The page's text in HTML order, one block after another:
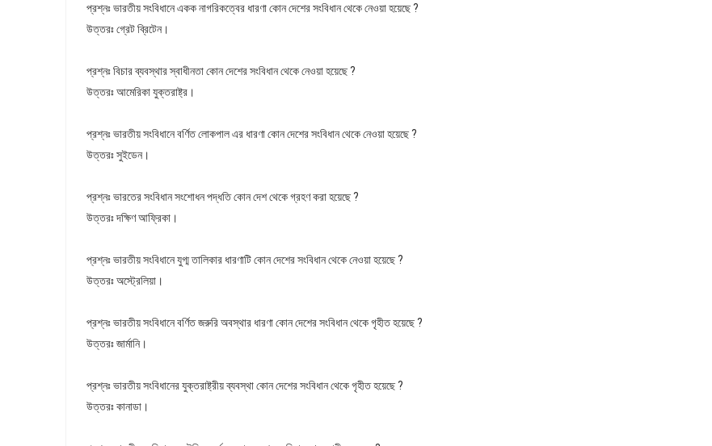
প্রশ্নঃ ভারতীয় সংবিধানে একক নাগরিকত্বের ধারণা কোন দেশের সংবিধান থেকে নেওয়া হয়েছে ?
উত্তরঃ গ্রেট ব্রিটেন।
প্রশ্নঃ বিচার ব্যবস্থার স্বাধীনতা কোন দেশের সংবিধান থেকে নেওয়া হয়েছে ?
উত্তরঃ আমেরিকা যুক্তরাষ্ট্র।
প্রশ্নঃ ভারতীয় সংবিধানে বর্ণিত লােকপাল এর ধারণা কোন দেশের সংবিধান থেকে নেওয়া হয়েছে ?
উত্তরঃ সুইডেন।
প্রশ্নঃ ভারতের সংবিধান সংশোধন পদ্ধতি কোন দেশ থেকে গ্রহণ করা হয়েছে ?
উত্তরঃ দক্ষিণ আফ্রিকা।
প্রশ্নঃ ভারতীয় সংবিধানে যুগ্ম তালিকার ধারণাটি কোন দেশের সংবিধান থেকে নেওয়া হয়েছে ?
উত্তরঃঅস্ট্রেলিয়া।
প্রশ্নঃ ভারতীয় সংবিধানে বর্ণিত জরুরি অবস্থার ধারণা কোন দেশের সংবিধান থেকে গৃহীত হয়েছে ?
উত্তরঃ জার্মানি।
প্রশ্নঃ ভারতীয় সংবিধানের যুক্তরাষ্ট্রীয় ব্যবস্থা কোন দেশের সংবিধান থেকে গৃহীত হয়েছে ?
উত্তরঃ কানাডা।